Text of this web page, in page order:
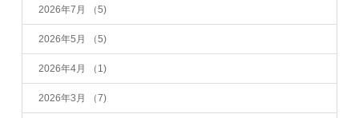
2026年7月 （5)
2026年5月 （5)
2026年4月 （1)
2026年3月 （7)